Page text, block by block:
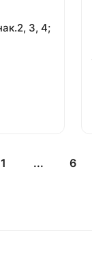
3, 4;
1 ... 6